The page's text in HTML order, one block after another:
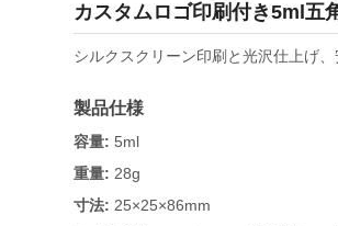
カスタムロゴ印刷付き5ml五
シルクスクリーン印刷と光沢仕上げ
製品仕様
容量: 5ml
重量: 28g
寸法: 25×25×86mm